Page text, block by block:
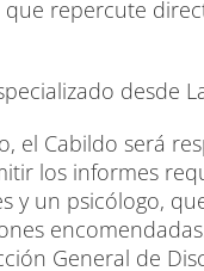
repercute
desde
el Cabildo será
los informes
y un psicólogo,
General de